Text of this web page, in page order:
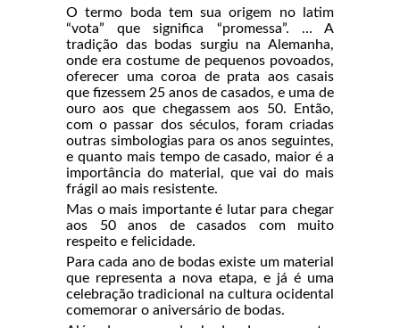
O termo boda tem sua origem no latim
“vota” que significa “promessa”. … A
tradição das bodas surgiu na Alemanha,
onde era costume de pequenos povoados,
oferecer uma coroa de prata aos casais
que fizessem 25 anos de casados, e uma de
ouro aos que chegassem aos 50. Então,
com o passar dos séculos, foram criadas
outras simbologias para os anos seguintes,
e quanto mais tempo de casado, maior é a
importância do material, que vai do mais
frágil ao mais resistente.
Mas o mais importante é lutar para chegar
aos 50 anos de casados com muito
respeito e felicidade.
Para cada ano de bodas existe um material
que representa a nova etapa, e já é uma
celebração tradicional na cultura ocidental
comemorar o aniversário de bodas.